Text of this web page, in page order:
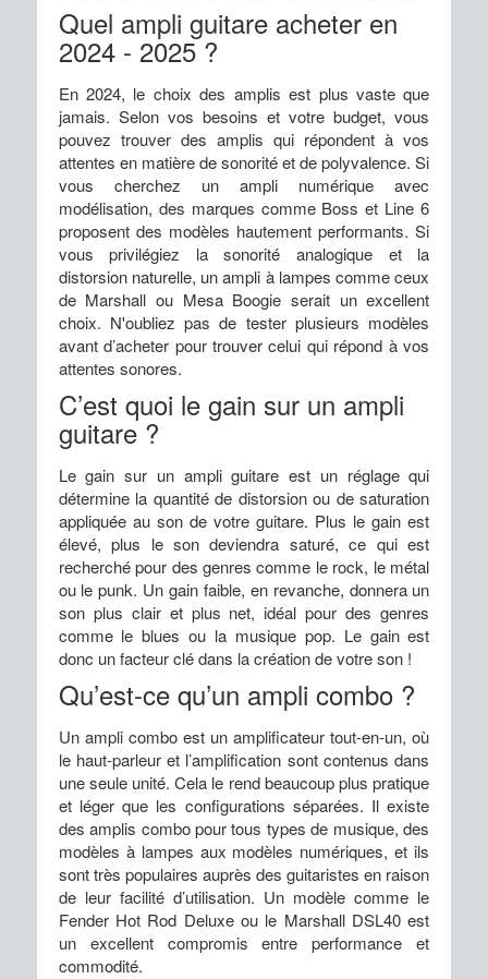
Quel ampli guitare acheter en
2024 - 2025 ?
En 2024, le choix des amplis est plus vaste que
jamais. Selon vos besoins et votre budget, vous
pouvez trouver des amplis qui répondent à vos
attentes en matière de sonorité et de polyvalence. Si
vous cherchez un ampli numérique avec
modélisation, des marques comme Boss et Line 6
proposent des modèles hautement performants. Si
vous privilégiez la sonorité analogique et la
distorsion naturelle, un ampli à lampes comme ceux
de Marshall ou Mesa Boogie serait un excellent
choix. N'oubliez pas de tester plusieurs modèles
avant d’acheter pour trouver celui qui répond à vos
attentes sonores.
C’est quoi le gain sur un ampli
guitare ?
Le gain sur un ampli guitare est un réglage qui
détermine la quantité de distorsion ou de saturation
appliquée au son de votre guitare. Plus le gain est
élevé, plus le son deviendra saturé, ce qui est
recherché pour des genres comme le rock, le métal
ou le punk. Un gain faible, en revanche, donnera un
son plus clair et plus net, idéal pour des genres
comme le blues ou la musique pop. Le gain est
donc un facteur clé dans la création de votre son !
Qu’est-ce qu’un ampli combo ?
Un ampli combo est un amplificateur tout-en-un, où
le haut-parleur et l’amplification sont contenus dans
une seule unité. Cela le rend beaucoup plus pratique
et léger que les configurations séparées. Il existe
des amplis combo pour tous types de musique, des
modèles à lampes aux modèles numériques, et ils
sont très populaires auprès des guitaristes en raison
de leur facilité d’utilisation. Un modèle comme le
Fender Hot Rod Deluxe ou le Marshall DSL40 est
un excellent compromis entre performance et
commodité.